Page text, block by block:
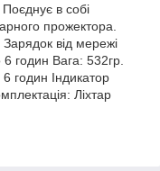
в собі
прожектора.
Зарядок від мережі
годин Вага: 532гр.
годин Індикатор
Ліхтар